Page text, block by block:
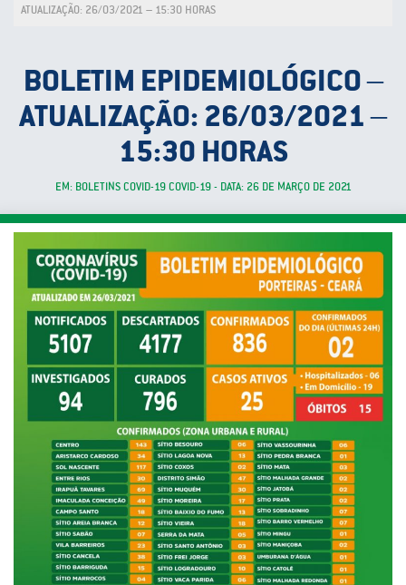
ATUALIZAÇÃO: 26/03/2021 – 15:30 HORAS
BOLETIM EPIDEMIOLÓGICO –
ATUALIZAÇÃO: 26/03/2021 –
15:30 HORAS
EM: BOLETINS COVID-19 COVID-19 - DATA: 26 DE MARÇO DE 2021